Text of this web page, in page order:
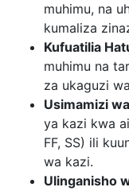
muhimu, na
kumaliza
Kufuatilia
muhimu na
za ukaguzi
Usimamizi
ya kazi kwa
FF, SS) ili
wa kazi.
Ulinganisho